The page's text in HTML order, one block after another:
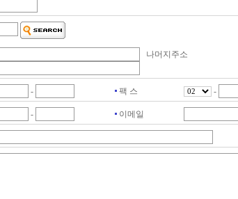
나머지주소
- 팩 스 -
- 이메일